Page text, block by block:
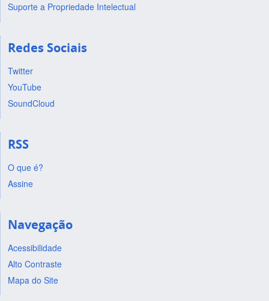
Suporte a Propriedade Intelectual
Redes Sociais
Twitter
YouTube
SoundCloud
RSS
O que é?
Assine
Navegação
Acessibilidade
Alto Contraste
Mapa do Site